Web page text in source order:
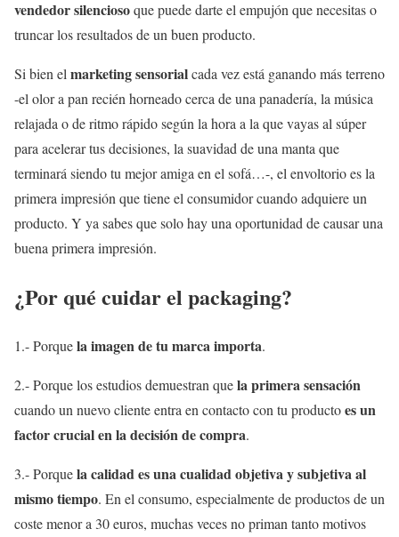
vendedor silenciosoque puede darte el empujón que necesitas o
truncar los resultados de un buen producto.
Si bien el marketing sensorialcada vez está ganando más terreno
-el olor a pan recién horneado cerca de una panadería, la música
relajada o de ritmo rápido según la hora a la que vayas al súper
para acelerar tus decisiones, la suavidad de una manta que
terminará siendo tu mejor amiga en el sofá…-, el envoltorio es la
primera impresión que tiene el consumidor cuando adquiere un
producto. Y ya sabes que solo hay una oportunidad de causar una
buena primera impresión.
¿Por qué cuidar el packaging?
1.- Porquela imagen de tu marca importa.
2.- Porque los estudios demuestran quela primera sensación
cuando un nuevo cliente entra en contacto con tu productoes un
factor crucial en la decisión de compra.
3.- Porquela calidad es una cualidad objetiva y subjetiva al
mismo tiempo. En el consumo, especialmente de productos de un
coste menor a 30 euros, muchas veces no priman tanto motivos